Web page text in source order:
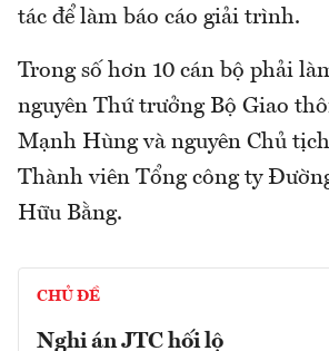
tác để làm báo cáo giải trình.
Trong số hơn 10 cán bộ phải
nguyên Thứ trưởng Bộ Giao
Mạnh Hùng và nguyên Chủ
Thành viên Tổng công ty
Hữu Bằng.
CHỦ ĐỀ
Nghi án JTC hối lộ